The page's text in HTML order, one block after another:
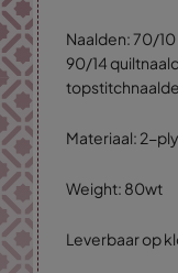
Naalden: 70/
90/14
Materiaal: 2-
Weight: 80wt
Leverbaar op